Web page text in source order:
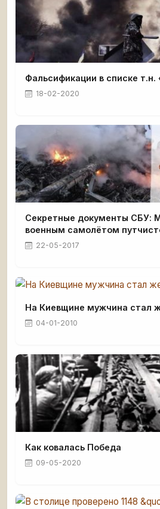
Фальсификации в списке
18-02-2020
Секретные документы СБУ:
военным самолётом
22-05-2017
На Киевщине мужчина стал
04-01-2010
Как ковалась Победа
09-05-2020